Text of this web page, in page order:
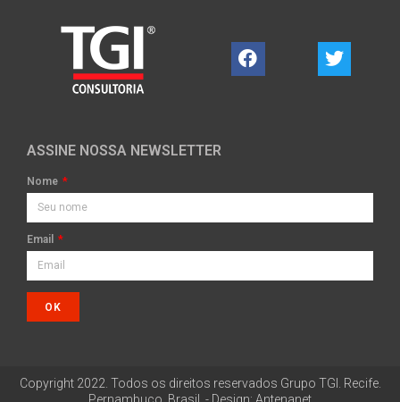
ASSINE NOSSA NEWSLETTER
Nome
Email
OK
Copyright 2022. Todos os direitos reservados Grupo TGI. Recife.